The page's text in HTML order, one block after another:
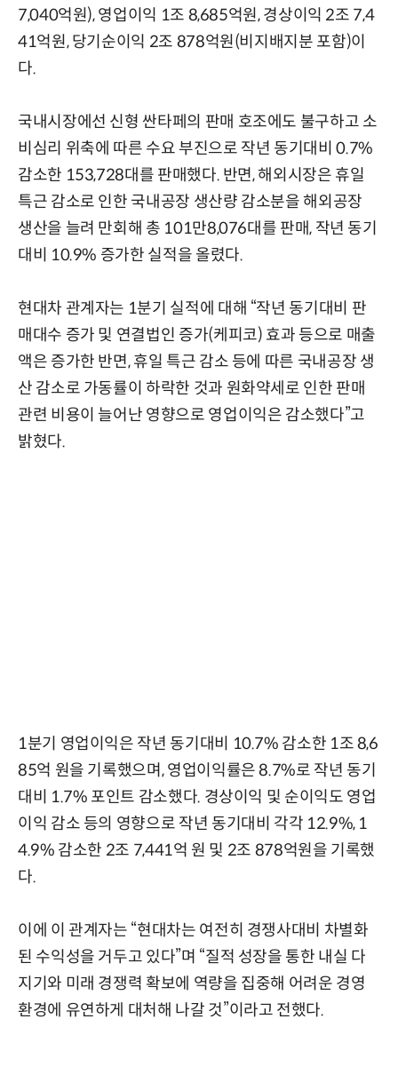
7,040억원), 영업이익 1조 8,685억원, 경상이익 2조 7,4
41억원, 당기순이익 2조 878억원(비지배지분 포함)이
다.
국내시장에선 신형 싼타페의 판매 호조에도 불구하고 소
비심리 위축에 따른 수요 부진으로 작년 동기대비 0.7%
감소한 153,728대를 판매했다. 반면, 해외시장은 휴일
특근 감소로 인한 국내공장 생산량 감소분을 해외공장
생산을 늘려 만회해 총 101만8,076대를 판매, 작년 동기
대비 10.9% 증가한 실적을 올렸다.
현대차 관계자는 1분기 실적에 대해 “작년 동기대비 판
매대수 증가 및 연결법인 증가(케피코) 효과 등으로 매출
액은 증가한 반면, 휴일 특근 감소 등에 따른 국내공장 생
산 감소로 가동률이 하락한 것과 원화약세로 인한 판매
관련 비용이 늘어난 영향으로 영업이익은 감소했다”고
밝혔다.
1분기 영업이익은 작년 동기대비 10.7% 감소한 1조 8,6
85억 원을 기록했으며, 영업이익률은 8.7%로 작년 동기
대비 1.7% 포인트 감소했다. 경상이익 및 순이익도 영업
이익 감소 등의 영향으로 작년 동기대비 각각 12.9%, 1
4.9% 감소한 2조 7,441억 원 및 2조 878억원을 기록했
다.
이에 이 관계자는 “현대차는 여전히 경쟁사대비 차별화
된 수익성을 거두고 있다”며 “질적 성장을 통한 내실 다
지기와 미래 경쟁력 확보에 역량을 집중해 어려운 경영
환경에 유연하게 대처해 나갈 것”이라고 전했다.